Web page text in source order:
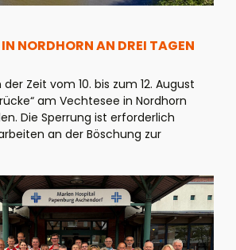
NORDHORN AN DREI TAGEN
Zeit vom 10. bis zum 12. August
am Vechtesee in Nordhorn
Die Sperrung ist erforderlich
an der Böschung zur